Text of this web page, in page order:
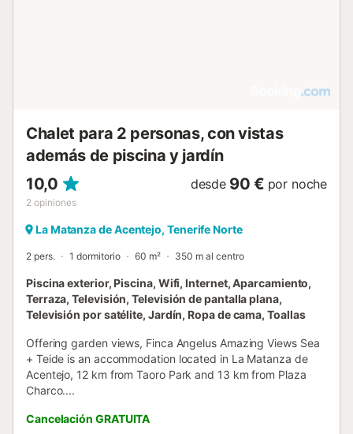
Chalet para 2 personas, con vistas
además de piscina y jardín
10,0
2 opiniones
desde 90 € por noche
La Matanza de Acentejo, Tenerife Norte
2 pers. 1 dormitorio 60 m² 350 m al centro
Piscina exterior, Piscina, Wifi, Internet, Aparcamiento,
Terraza, Televisión, Televisión de pantalla plana,
Televisión por satélite, Jardín, Ropa de cama, Toallas
Offering garden views, Finca Angelus Amazing Views Sea
+ Teide is an accommodation located in La Matanza de
Acentejo, 12 km from Taoro Park and 13 km from Plaza
Charco....
Cancelación GRATUITA